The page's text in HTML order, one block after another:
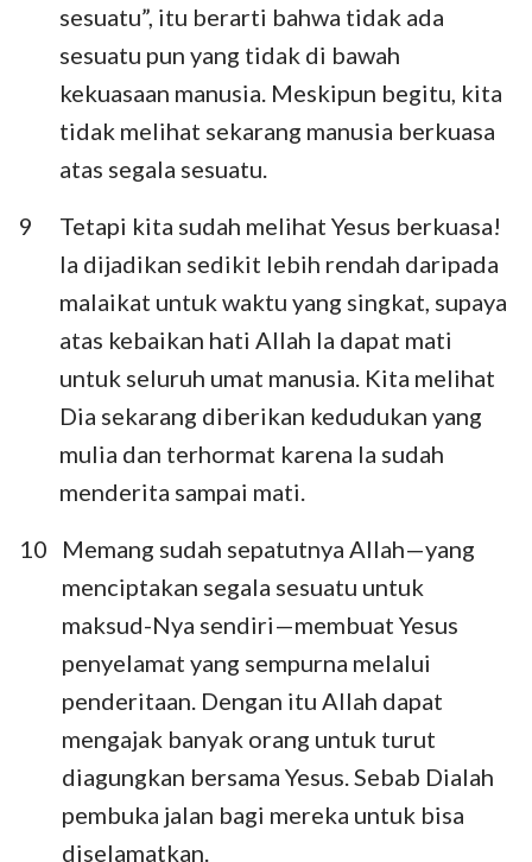
sesuatu”, itu berarti bahwa tidak ada
sesuatu pun yang tidak di bawah
kekuasaan manusia. Meskipun begitu, kita
tidak melihat sekarang manusia berkuasa
atas segala sesuatu.
9
Tetapi kita sudah melihat Yesus berkuasa!
Ia dijadikan sedikit lebih rendah daripada
malaikat untuk waktu yang singkat, supaya
atas kebaikan hati Allah Ia dapat mati
untuk seluruh umat manusia. Kita melihat
Dia sekarang diberikan kedudukan yang
mulia dan terhormat karena Ia sudah
menderita sampai mati.
10
Memang sudah sepatutnya Allah—yang
menciptakan segala sesuatu untuk
maksud-Nya sendiri—membuat Yesus
penyelamat yang sempurna melalui
penderitaan. Dengan itu Allah dapat
mengajak banyak orang untuk turut
diagungkan bersama Yesus. Sebab Dialah
pembuka jalan bagi mereka untuk bisa
diselamatkan.